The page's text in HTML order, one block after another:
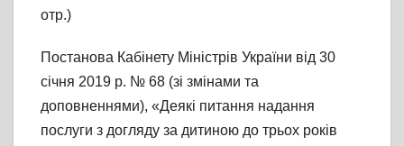
отр.)
Постанова Кабінету Міністрів України від 30
січня 2019 р. № 68 (зі змінами та
доповненнями), «Деякі питання надання
послуги з догляду за дитиною до трьох років